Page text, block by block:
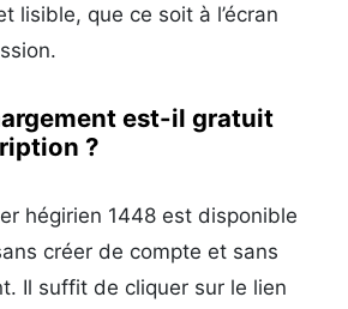
lisible, que ce soit à l’écran
est-il gratuit
?
hégirien 1448 est disponible
créer de compte et sans
Il suffit de cliquer sur le lien